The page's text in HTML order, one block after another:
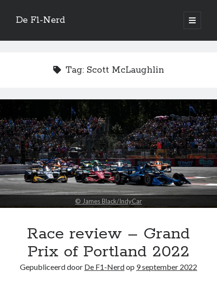
De F1-Nerd
open
primair
Zijbalk
Quotes
Leave me alone, I know what to do!
—Kimi Räikkönen
Zoeken
Recente berichten
Het regeldilemma van de Formule 1
Briefje aan Jos – Grand Prix van Bahrein 2024
Tag: Scott McLaughlin
© James Black/IndyCar
Race review – Grand
Prix of Portland 2022
Gepubliceerd door De F1-Nerdop 9 september 2022